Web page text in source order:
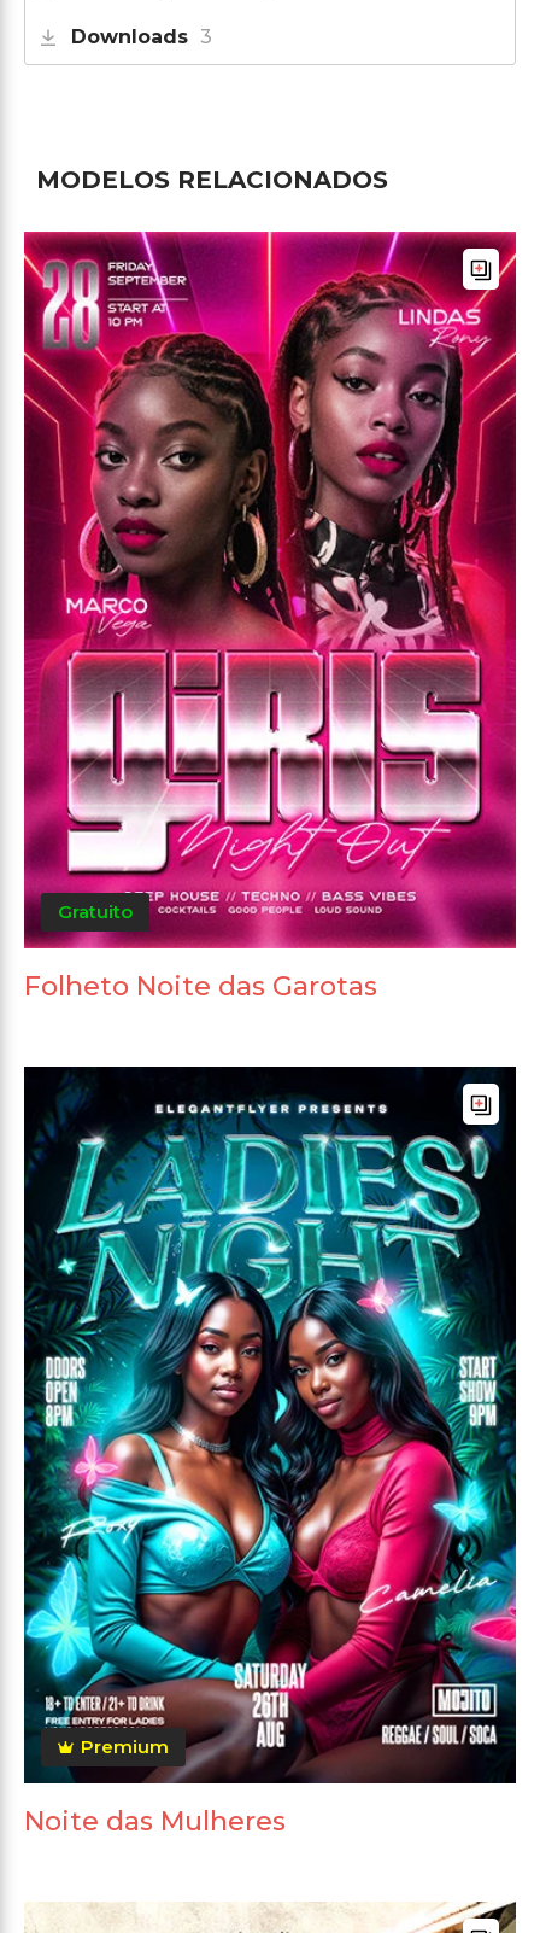
Downloads 3
MODELOS RELACIONADOS
Gratuito
Folheto Noite das Garotas
Premium
Noite das Mulheres